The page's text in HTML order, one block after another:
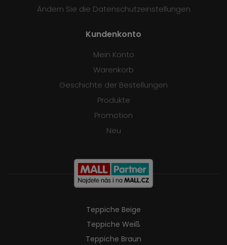
Ändern Sie die Datenschutzeinstellungen
Kundenkonto
Mein Konto
Warenkorb
Geschichte der Bestellungen
Produkte
Promotion
Neu
Teppiche Beige
Teppiche Weiß
Teppiche Braun